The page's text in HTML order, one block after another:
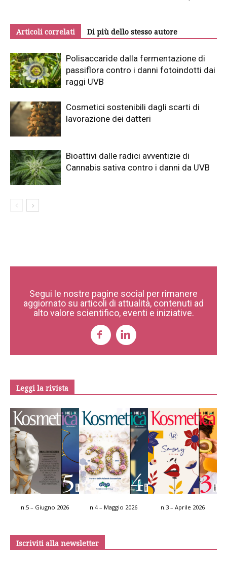
Articoli correlati Di più dello stesso autore
Polisaccaride dalla fermentazione di
passiflora contro i danni fotoindotti dai
raggi UVB
Cosmetici sostenibili dagli scarti di
lavorazione dei datteri
Bioattivi dalle radici avventizie di
Cannabis sativa contro i danni da UVB
Segui le nostre pagine social per rimanere
aggiornato su articoli di attualità, contenuti ad
alto valore scientifico, eventi e iniziative.
Leggi la rivista
n.5 – Giugno 2026 n.4 – Maggio 2026 n.3 – Aprile 2026
Iscriviti alla newsletter